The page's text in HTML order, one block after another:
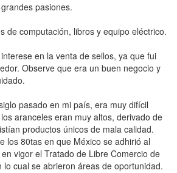
pasiones.
de computación, libros y equipo eléctrico.
en la venta de sellos, ya que fui
Observe que era un buen negocio y
pasado en mi país, era muy difícil
aranceles eran muy altos, derivado de
productos únicos de mala calidad.
los 80tas en que México se adhirió al
vigor el Tratado de Libre Comercio de
lo cual se abrieron áreas de oportunidad.